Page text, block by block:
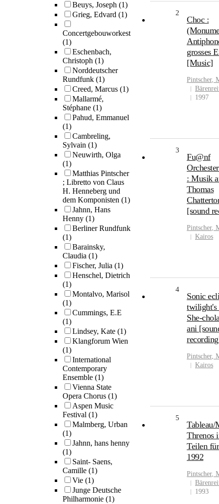
Beuys, Joseph (1)
Grieg, Edvard (1)
Concertgebouworkest
(1)
Eschenbach,
Christoph (1)
Norddeutscher
Rundfunk (1)
Creed, Marcus (1)
Mallarmé,
Stéphane (1)
Pahud, Emmanuel
(1)
Cambreling,
Sylvain (1)
Neuwirth, Olga
(1)
Matthias Pintscher
; Libretto von Claus
H. Henneberg und
dem Komponisten (1)
Jahnn, Hans
Henny (1)
Berliner Rundfunk
(1)
Barainsky,
Claudia (1)
Fischer, Julia (1)
Henschel, Dietrich
(1)
Montalvo, Marisol
(1)
Cummings, E.E
(1)
Lindsey, Kate (1)
Klangforum Wien
(1)
International
Contemporary
Ensemble (1)
Vienna State
Opera Chorus (1)
Aspen Music
Festival (1)
Malmberg, Urban
(1)
Jahnn, hans henny
(1)
Saint- Saens,
Camille (1)
Vie (1)
Junge Deutsche
Philharmonie (1)
2
Choc :
grosses
[Music]
Pintscher,
1997
3
Fu@nf
: Musik
Thomas
[sound
Pintscher,
Kairos
4
Sonic
twilight's
She-
ani
Pintscher,
Kairos
5
Threnos
Teilen
1992
Pintscher,
1993